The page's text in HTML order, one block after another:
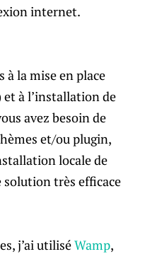
internet.
à la mise en place
et à l’installation de
avez besoin de
et/ou plugin,
locale de
très efficace
j’ai utiliséWamp,